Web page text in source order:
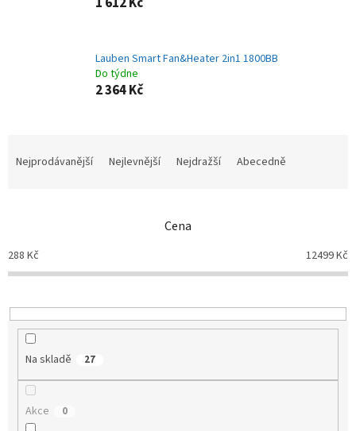
Lauben Smart Fan&Heater 2in1 1800BB
Do týdne
2 364 Kč
p
r
o
u
Nejprodávanější Nejlevnější Nejdražší Abecedně
Cena
288 Kč 12499Kč
Na skladě 27
Akce 0